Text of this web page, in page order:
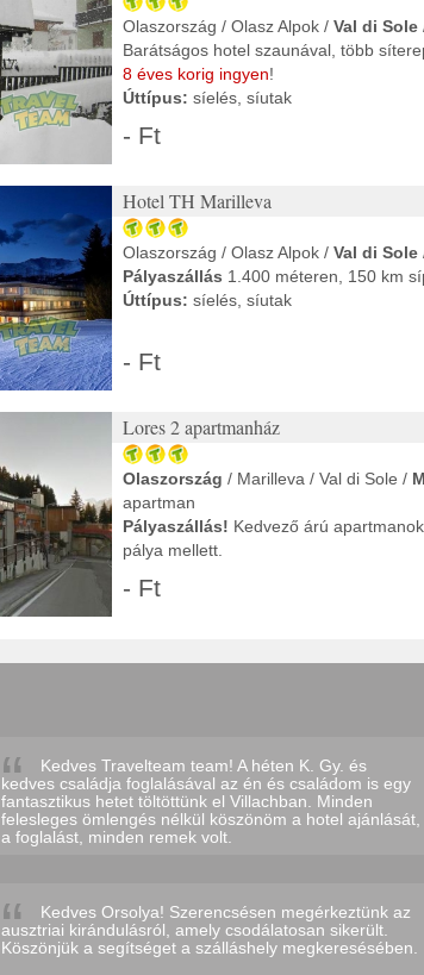
Olaszország / Olasz Alpok / Val di Sole
Barátságos hotel szaunával, több
8 éves korig ingyen!
Úttípus: síelés, síutak
- Ft
Hotel TH Marilleva
Olaszország / Olasz Alpok / Val di Sole
Pályaszállás 1.400 méteren, 150 km
Úttípus: síelés, síutak
- Ft
Lores 2 apartmanház
Olaszország / Marilleva / Val di Sole /
apartman
Pályaszállás! Kedvező árú
pálya mellett.
- Ft
Kedves Travelteam team! A héten K. Gy. és
kedves családja foglalásával az én és családom is egy
fantasztikus hetet töltöttünk el Villachban. Minden
felesleges ömlengés nélkül köszönöm a hotel ajánlását,
a foglalást, minden remek volt.
Kedves Orsolya! Szerencsésen megérkeztünk az
ausztriai kirándulásról, amely csodálatosan sikerült.
Köszönjük a segítséget a szálláshely megkeresésében.